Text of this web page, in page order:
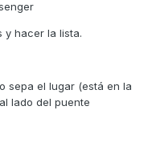
y hacer la lista.
sepa el lugar (está en la
lado del puente